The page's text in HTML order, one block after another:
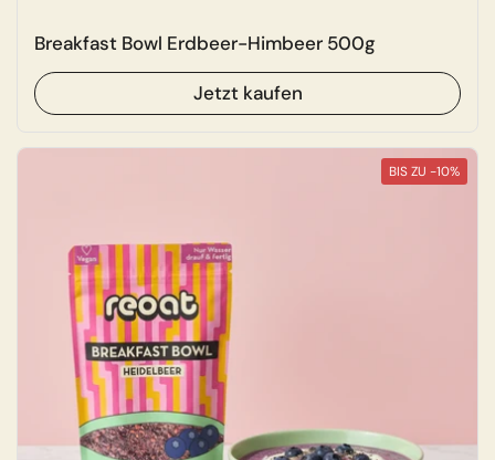
Breakfast Bowl Erdbeer-Himbeer 500g
Jetzt kaufen
BIS ZU -10%